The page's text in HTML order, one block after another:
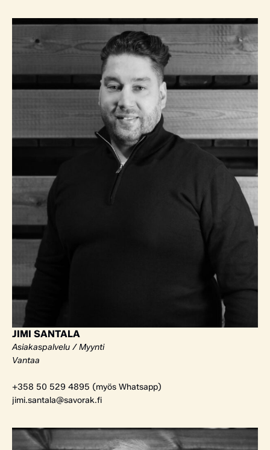
JIMI SANTALA
Asiakaspalvelu / Myynti
Vantaa
+358 50 529 4895 (myös Whatsapp)
jimi.santala@savorak.fi